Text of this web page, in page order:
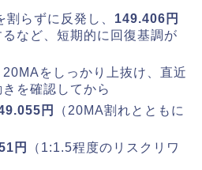
らずに反発し、 149.406円
など、短期的に回復基調が
をしっかり上抜け、直近
を確認してから
円
（20MA割れとともに
円
（1:1.5程度のリスクリワ